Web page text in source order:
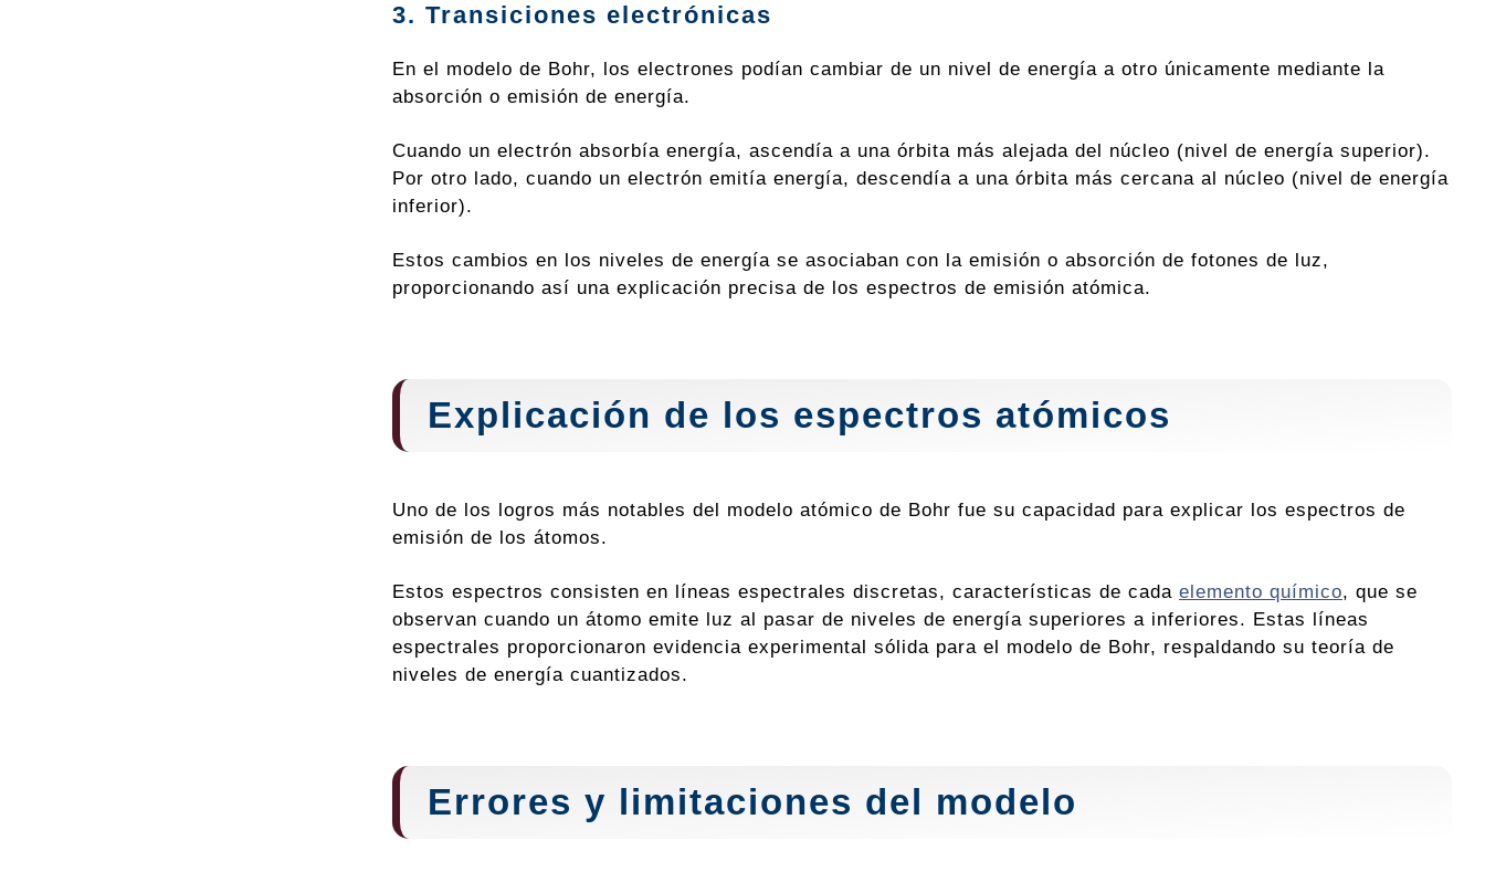
3. Transiciones electrónicas
En el modelo de Bohr, los electrones podían cambiar de un nivel de energía a otro únicamente mediante la
absorción o emisión de energía.
Cuando un electrón absorbía energía, ascendía a una órbita más alejada del núcleo (nivel de energía superior).
Por otro lado, cuando un electrón emitía energía, descendía a una órbita más cercana al núcleo (nivel de energía
inferior).
Estos cambios en los niveles de energía se asociaban con la emisión o absorción de fotones de luz,
proporcionando así una explicación precisa de los espectros de emisión atómica.
Explicación de los espectros atómicos
Uno de los logros más notables del modelo atómico de Bohr fue su capacidad para explicar los espectros de
emisión de los átomos.
Estos espectros consisten en líneas espectrales discretas, características de cada elemento químico, que se
observan cuando un átomo emite luz al pasar de niveles de energía superiores a inferiores. Estas líneas
espectrales proporcionaron evidencia experimental sólida para el modelo de Bohr, respaldando su teoría de
niveles de energía cuantizados.
Errores y limitaciones del modelo